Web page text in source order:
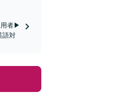
用者▶︎
語対